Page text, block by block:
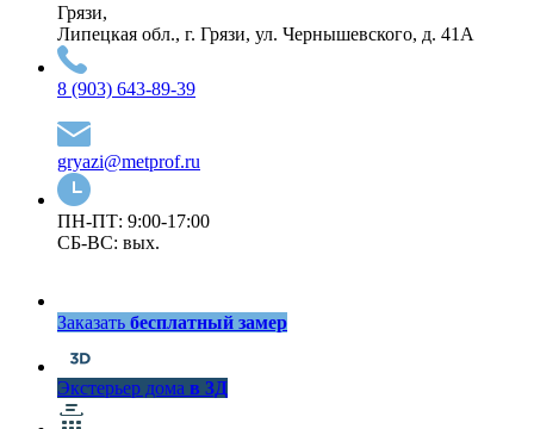
Грязи,
Липецкая обл., г. Грязи, ул. Чернышевского, д. 41А
8 (903) 643-89-39
gryazi@metprof.ru
ПН-ПТ: 9:00-17:00
СБ-ВС: вых.
Заказать бесплатный замер
Экстерьер дома в 3Д